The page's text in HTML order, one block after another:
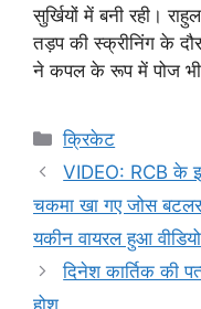
सुर्खियों में बनी रही।
तड़प की स्क्रीनिंग के
ने कपल के रूप में पोज भी
Categories
क्रिकेट
VIDEO: RCB के
चकमा खा गए जोस
यकीन वायरल हुआ वीडियो
दिनेश कार्तिक की
होश